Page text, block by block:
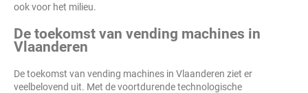
ook voor het milieu.
De toekomst van vending machines in
Vlaanderen
De toekomst van vending machines in Vlaanderen ziet er
veelbelovend uit. Met de voortdurende technologische